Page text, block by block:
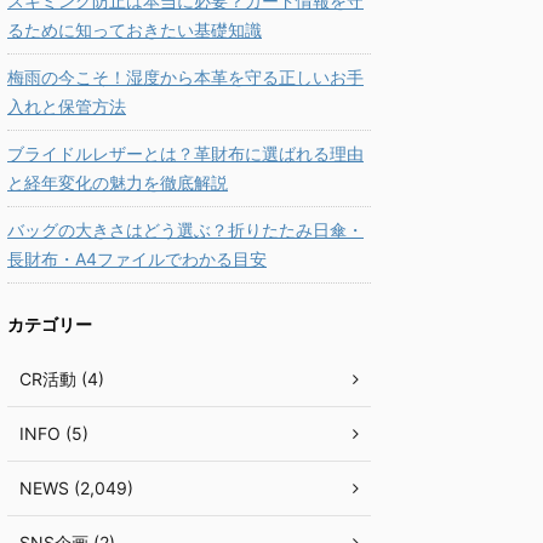
るために知っておきたい基礎知識
梅雨の今こそ！湿度から本革を守る正しいお手
入れと保管方法
ブライドルレザーとは？革財布に選ばれる理由
と経年変化の魅力を徹底解説
バッグの大きさはどう選ぶ？折りたたみ日傘・
長財布・A4ファイルでわかる目安
カテゴリー
CR活動 (4)
INFO (5)
NEWS (2,049)